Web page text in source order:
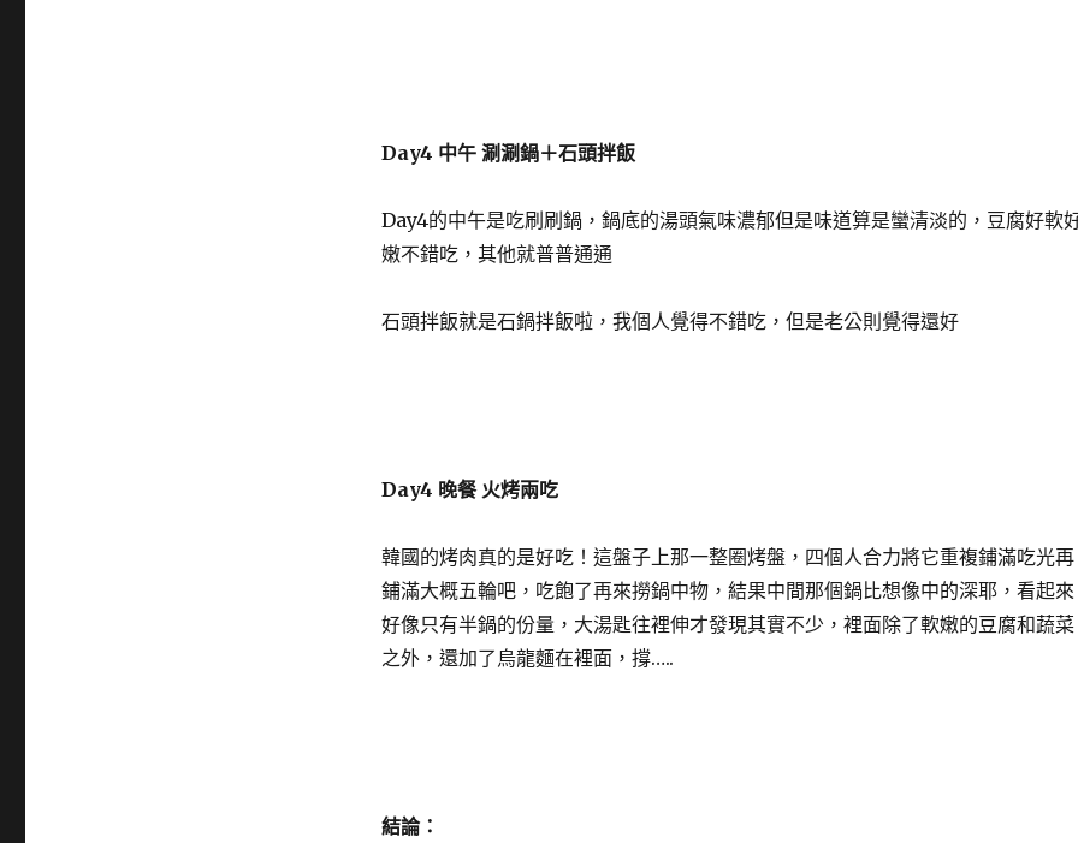
Day4 中午 涮涮鍋＋石頭拌飯
Day4的中午是吃刷刷鍋，鍋底的湯頭氣味濃郁但是味道算是蠻清淡的，豆腐好軟
嫩不錯吃，其他就普普通通
石頭拌飯就是石鍋拌飯啦，我個人覺得不錯吃，但是老公則覺得還好
Day4 晚餐 火烤兩吃
韓國的烤肉真的是好吃！這盤子上那一整圈烤盤，四個人合力將它重複鋪滿吃光再
鋪滿大概五輪吧，吃飽了再來撈鍋中物，結果中間那個鍋比想像中的深耶，看起來
好像只有半鍋的份量，大湯匙往裡伸才發現其實不少，裡面除了軟嫩的豆腐和蔬菜
之外，還加了烏龍麵在裡面，撐…..
結論：